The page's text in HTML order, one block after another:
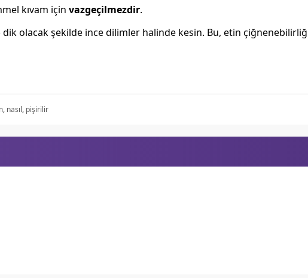
kıvam için vazgeçilmezdir.
olacak şekilde ince dilimler halinde kesin. Bu, etin
, nasıl, pişirilir